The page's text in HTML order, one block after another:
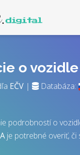
o vozidle
EČV | Databáza:
podrobností o
je potrebné overiť, či